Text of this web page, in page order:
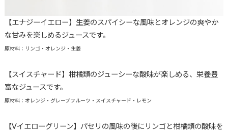
【エナジーイエロー】生姜のスパイシーな風味とオレンジの爽やか
な甘みを楽しめるジュースです。
原材料：リンゴ・オレンジ・生姜
【スイスチャード】柑橘類のジューシーな酸味が楽しめる、栄養豊
富なジュースです。
原材料：オレンジ・グレープフルーツ・スイスチャード・レモン
【Vイエローグリーン】パセリの風味の後にリンゴと柑橘類の酸味を